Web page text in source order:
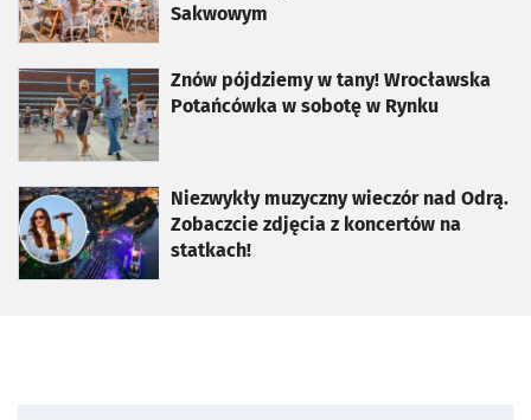
Sakwowym
Znów pójdziemy w tany! Wrocławska
Potańcówka w sobotę w Rynku
otworzy się w nowej karcie
Niezwykły muzyczny wieczór nad Odrą.
Zobaczcie zdjęcia z koncertów na
statkach!
otworzy się w nowej karcie